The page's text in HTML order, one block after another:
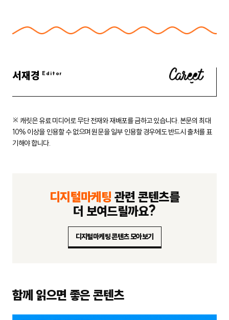
서재경
※ 캐릿은 유료 미디어로 무단 전재와 재배포를 금하고 있습니다. 본문의 최대
10% 이상을 인용할 수 없으며 원문을 일부 인용할 경우에도반드시 출처를 표
기해야 합니다.
디지털마케팅 관련 콘텐츠를
더 보여드릴까요?
디지털마케팅 콘텐츠 모아보기
함께 읽으면 좋은 콘텐츠